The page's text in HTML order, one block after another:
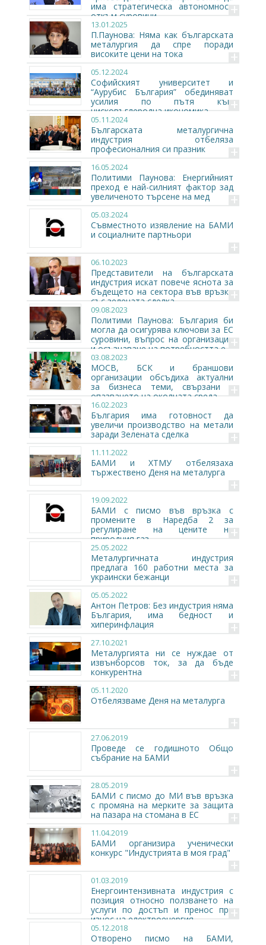
има стратегическа автономност
откъм суровини
+
13.01.2025
П.Паунова: Няма как българската
металургия да спре поради
високите цени на тока
+
05.12.2024
Софийският университет и
“Аурубис България” обединяват
усилия по пътя към
нисковъглеродна икономика
+
05.11.2024
Българската металургична
индустрия отбеляза
професионалния си празник
+
16.05.2024
Политими Паунова: Енергийният
преход е най-силният фактор зад
увеличеното търсене на мед
+
05.03.2024
Съвместното изявление на БАМИ
и социалните партньори
+
06.10.2023
Представители на българската
индустрия искат повече яснота за
бъдещето на сектора във връзка
със зелената сделка
+
09.08.2023
Политими Паунова: България би
могла да осигурява ключови за ЕС
суровини, въпрос на организация
и осъзнаване на потребността е +
03.08.2023
МОСВ, БСК и браншови
организации обсъдиха актуални
за бизнеса теми, свързани с
опазването на околната среда
+
16.02.2023
България има готовност да
увеличи производство на метали
заради Зелената сделка
+
11.11.2022
БАМИ и ХТМУ отбелязаха
тържествено Деня на металурга
+
19.09.2022
БАМИ с писмо във връзка с
промените в Наредба 2 за
регулиране на цените на
природния газ
+
25.05.2022
Металургичната индустрия
предлага 160 работни места за
украински бежанци
+
05.05.2022
Антон Петров: Без индустрия няма
България, има бедност и
хиперинфлация
+
27.10.2021
Металургията ни се нуждае от
извънборсов ток, за да бъде
конкурентна
+
05.11.2020
Отбелязваме Деня на металурга
+
27.06.2019
Проведе се годишното Общо
събрание на БАМИ
+
28.05.2019
БАМИ с писмо до МИ във връзка
с промяна на мерките за защита
на пазара на стомана в ЕС
+
11.04.2019
БАМИ организира ученически
конкурс "Индустрията в моя град"
+
01.03.2019
Енергоинтензивната индустрия с
позиция относно ползването на
услуги по достъп и пренос при
износ на електроенергия
+
05.12.2018
Отворено писмо на БАМИ,